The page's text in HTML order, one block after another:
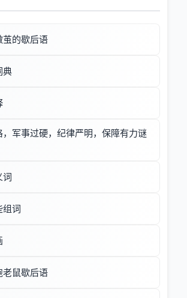
茧的歇后语
典
，军事过硬，纪律严明，保障有力谜
词
组词
老鼠歇后语